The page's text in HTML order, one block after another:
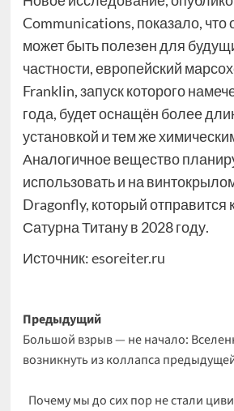
Communications, показало,
может быть полезен для
частности, европейский
Franklin, запуск которого
года, будет оснащён более
установкой и тем же
Аналогичное вещество
использовать и на
Dragonfly, который отправится
Сатурна Титану в 2028 году.
Источник:esoreiter.ru
Навигация
записи
Предыдущий
Большой взрыв — не начало:
возникнуть из коллапса
Почему мы до сих пор не стали